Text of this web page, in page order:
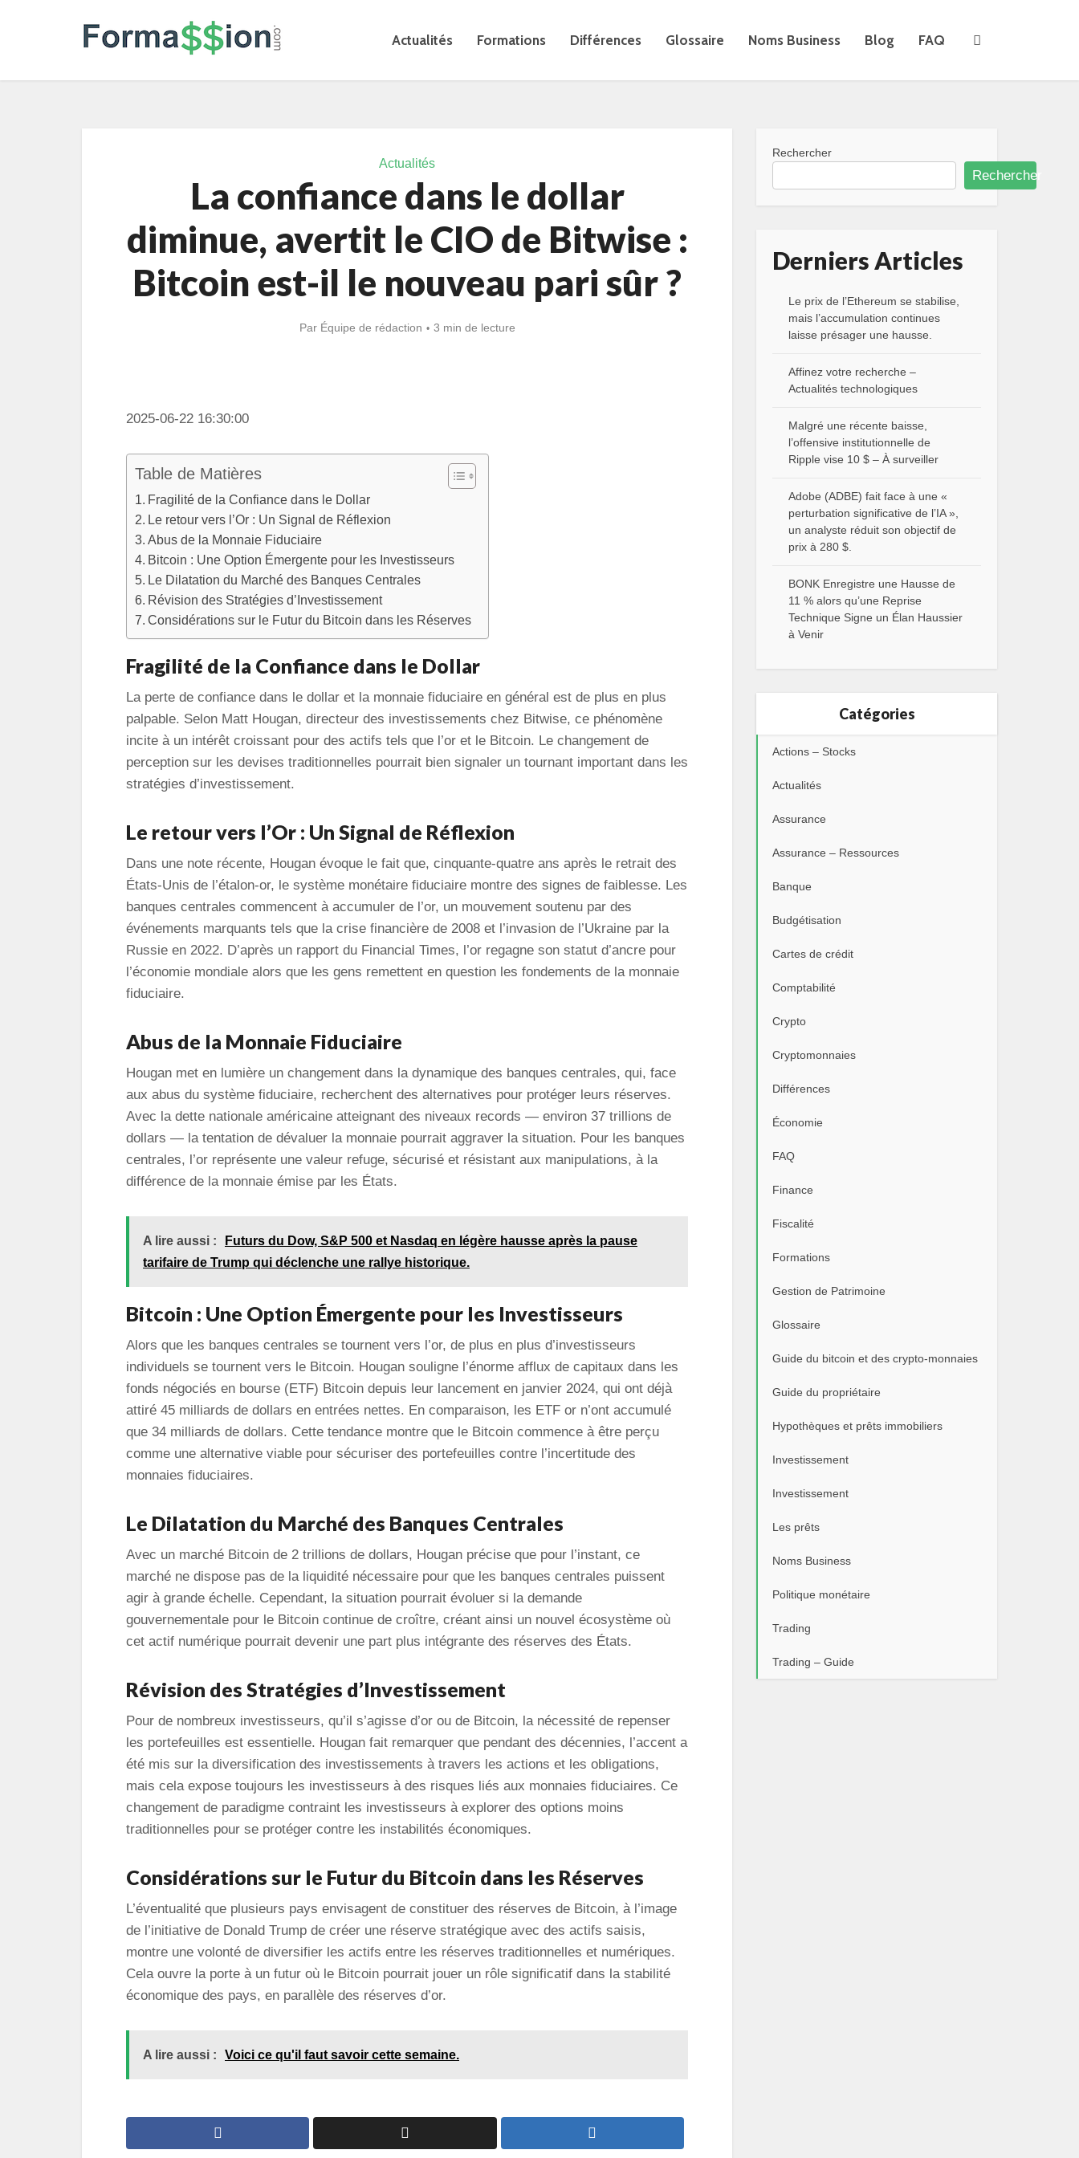
Actualités Formations Différences Glossaire Noms Business Blog FAQ
Actualités
La confiance dans le dollar
diminue, avertit le CIO de Bitwise :
Bitcoin est-il le nouveau pari sûr ?
Par Équipe de rédaction 3 min de lecture
2025-06-22 16:30:00
Table de Matières
Fragilité de la Confiance dans le Dollar
Le retour vers l’Or : Un Signal de Réflexion
Abus de la Monnaie Fiduciaire
Bitcoin : Une Option Émergente pour les Investisseurs
Le Dilatation du Marché des Banques Centrales
Révision des Stratégies d’Investissement
Considérations sur le Futur du Bitcoin dans les Réserves
Fragilité de la Confiance dans le Dollar
La perte de confiance dans le dollar et la monnaie fiduciaire en général est de plus en plus
palpable. Selon Matt Hougan, directeur des investissements chez Bitwise, ce phénomène
incite à un intérêt croissant pour des actifs tels que l’or et le Bitcoin. Le changement de
perception sur les devises traditionnelles pourrait bien signaler un tournant important dans les
stratégies d’investissement.
Le retour vers l’Or : Un Signal de Réflexion
Dans une note récente, Hougan évoque le fait que, cinquante-quatre ans après le retrait des
États-Unis de l’étalon-or, le système monétaire fiduciaire montre des signes de faiblesse. Les
banques centrales commencent à accumuler de l’or, un mouvement soutenu par des
événements marquants tels que la crise financière de 2008 et l’invasion de l’Ukraine par la
Russie en 2022. D’après un rapport du Financial Times, l’or regagne son statut d’ancre pour
l’économie mondiale alors que les gens remettent en question les fondements de la monnaie
fiduciaire.
Abus de la Monnaie Fiduciaire
Hougan met en lumière un changement dans la dynamique des banques centrales, qui, face
aux abus du système fiduciaire, recherchent des alternatives pour protéger leurs réserves.
Avec la dette nationale américaine atteignant des niveaux records — environ 37 trillions de
dollars — la tentation de dévaluer la monnaie pourrait aggraver la situation. Pour les banques
centrales, l’or représente une valeur refuge, sécurisé et résistant aux manipulations, à la
différence de la monnaie émise par les États.
A lire aussi :
Futurs du Dow, S&P 500 et Nasdaq en légère hausse après la pause
tarifaire de Trump qui déclenche une rallye historique.
Bitcoin : Une Option Émergente pour les Investisseurs
Alors que les banques centrales se tournent vers l’or, de plus en plus d’investisseurs
individuels se tournent vers le Bitcoin. Hougan souligne l’énorme afflux de capitaux dans les
fonds négociés en bourse (ETF) Bitcoin depuis leur lancement en janvier 2024, qui ont déjà
attiré 45 milliards de dollars en entrées nettes. En comparaison, les ETF or n’ont accumulé
que 34 milliards de dollars. Cette tendance montre que le Bitcoin commence à être perçu
comme une alternative viable pour sécuriser des portefeuilles contre l’incertitude des
monnaies fiduciaires.
Le Dilatation du Marché des Banques Centrales
Avec un marché Bitcoin de 2 trillions de dollars, Hougan précise que pour l’instant, ce
marché ne dispose pas de la liquidité nécessaire pour que les banques centrales puissent
agir à grande échelle. Cependant, la situation pourrait évoluer si la demande
gouvernementale pour le Bitcoin continue de croître, créant ainsi un nouvel écosystème où
cet actif numérique pourrait devenir une part plus intégrante des réserves des États.
Révision des Stratégies d’Investissement
Pour de nombreux investisseurs, qu’il s’agisse d’or ou de Bitcoin, la nécessité de repenser
les portefeuilles est essentielle. Hougan fait remarquer que pendant des décennies, l’accent a
été mis sur la diversification des investissements à travers les actions et les obligations,
mais cela expose toujours les investisseurs à des risques liés aux monnaies fiduciaires. Ce
changement de paradigme contraint les investisseurs à explorer des options moins
traditionnelles pour se protéger contre les instabilités économiques.
Considérations sur le Futur du Bitcoin dans les Réserves
L’éventualité que plusieurs pays envisagent de constituer des réserves de Bitcoin, à l’image
de l’initiative de Donald Trump de créer une réserve stratégique avec des actifs saisis,
montre une volonté de diversifier les actifs entre les réserves traditionnelles et numériques.
Cela ouvre la porte à un futur où le Bitcoin pourrait jouer un rôle significatif dans la stabilité
économique des pays, en parallèle des réserves d’or.
A lire aussi : Voici ce qu'il faut savoir cette semaine.
Rechercher
Rechercher
Derniers Articles
Le prix de l’Ethereum se stabilise,
mais l’accumulation continues
laisse présager une hausse.
Affinez votre recherche –
Actualités technologiques
Malgré une récente baisse,
l’offensive institutionnelle de
Ripple vise 10 $ – À surveiller
Adobe (ADBE) fait face à une «
perturbation significative de l’IA »,
un analyste réduit son objectif de
prix à 280 $.
BONK Enregistre une Hausse de
11 % alors qu’une Reprise
Technique Signe un Élan Haussier
à Venir
Catégories
Actions – Stocks
Actualités
Assurance
Assurance – Ressources
Banque
Budgétisation
Cartes de crédit
Comptabilité
Crypto
Cryptomonnaies
Différences
Économie
FAQ
Finance
Fiscalité
Formations
Gestion de Patrimoine
Glossaire
Guide du bitcoin et des crypto-monnaies
Guide du propriétaire
Hypothèques et prêts immobiliers
Investissement
Investissement
Les prêts
Noms Business
Politique monétaire
Trading
Trading – Guide